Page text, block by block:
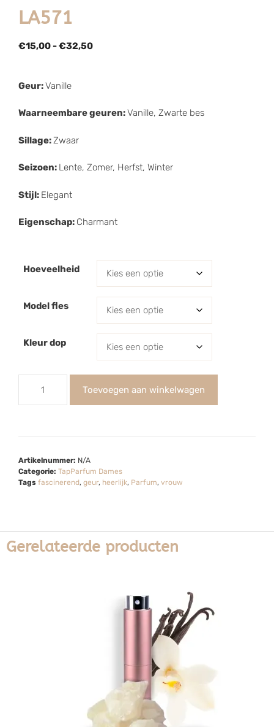
LA571
€15,00-€32,50
Geur:Vanille
Waarneembare geuren:Vanille, Zwarte bes
Sillage: Zwaar
Seizoen: Lente, Zomer, Herfst, Winter
Stijl: Elegant
Eigenschap: Charmant
Hoeveelheid
Model fles
Kleur dop
Toevoegen aan winkelwagen
Artikelnummer: N/A
Categorie: TapParfum Dames
Tags fascinerend, geur, heerlijk, Parfum, vrouw
Gerelateerde producten